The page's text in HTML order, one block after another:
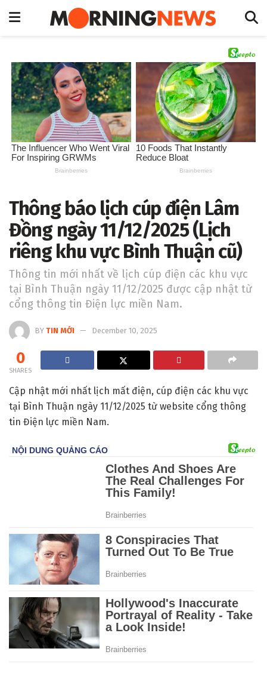
Thông báo lịch cúp điện Lâm
Đồng ngày 11/12/2025 (Lịch
riêng khu vực Bình Thuận cũ)
Thông tin mới nhất về lịch cúp điện các khu vực
tại Bình Thuận ngày 11/12/2025 được cập nhật từ
cổng thông tin Điện lực miền Nam.
BY TIN MỚI December 10, 2025
0
SHARES
Cập nhật mới nhất lịch mất điện, cúp điện các khu vực
tại Bình Thuận ngày 11/12/2025 từ website cổng thông
tin Điện lực miền Nam.